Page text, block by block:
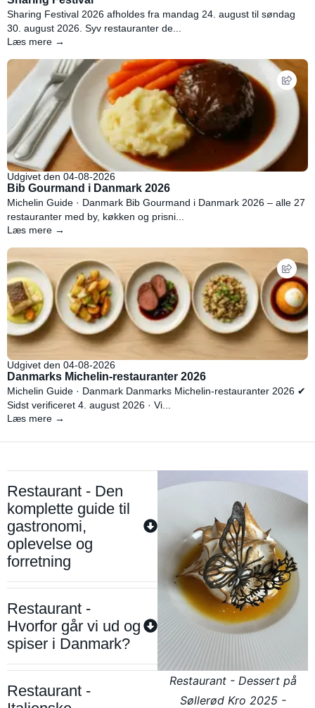
Sharing Festival 2026 afholdes fra mandag 24. august til søndag
30. august 2026. Syv restauranter de...
Læs mere →
Udgivet den 04-08-2026
Bib Gourmand i Danmark 2026
Michelin Guide · Danmark Bib Gourmand i Danmark 2026 – alle 27
restauranter med by, køkken og prisni...
Læs mere →
Udgivet den 04-08-2026
Danmarks Michelin-restauranter 2026
Michelin Guide · Danmark Danmarks Michelin-restauranter 2026 ✔
Sidst verificeret 4. august 2026 · Vi...
Læs mere →
Restaurant - Den
komplette guide til
gastronomi,
oplevelse og
forretning
Restaurant -
Hvorfor går vi ud og
spiser i Danmark?
Restaurant -
Restaurant - Dessert på
Søllerød Kro 2025 -